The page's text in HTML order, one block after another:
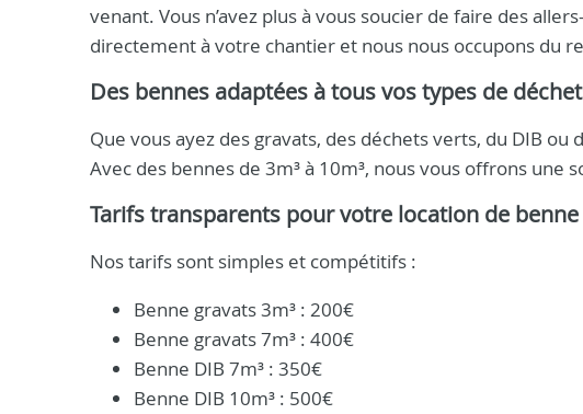
venant. Vous n’avez plus à vous soucier de faire des
directement à votre chantier et nous nous occupons du
Des bennes adaptées à tous vos types de
Que vous ayez des gravats, des déchets verts, du DIB
Avec des bennes de 3m³ à 10m³, nous vous offrons
Tarifs transparents pour votre location de
Nos tarifs sont simples et compétitifs :
Benne gravats 3m³ : 200€
Benne gravats 7m³ : 400€
Benne DIB 7m³ : 350€
Benne DIB 10m³ : 500€